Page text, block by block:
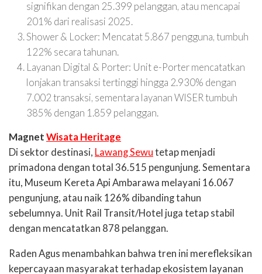
signifikan dengan 25.399 pelanggan, atau mencapai
201% dari realisasi 2025.
Shower & Locker: Mencatat 5.867 pengguna, tumbuh
122% secara tahunan.
Layanan Digital & Porter: Unit e-Porter mencatatkan
lonjakan transaksi tertinggi hingga 2.930% dengan
7.002 transaksi, sementara layanan WISER tumbuh
385% dengan 1.859 pelanggan.
Magnet Wisata Heritage
Di sektor destinasi, Lawang Sewu tetap menjadi
primadona dengan total 36.515 pengunjung. Sementara
itu, Museum Kereta Api Ambarawa melayani 16.067
pengunjung, atau naik 126% dibanding tahun
sebelumnya. Unit Rail Transit/Hotel juga tetap stabil
dengan mencatatkan 878 pelanggan.
Raden Agus menambahkan bahwa tren ini merefleksikan
kepercayaan masyarakat terhadap ekosistem layanan